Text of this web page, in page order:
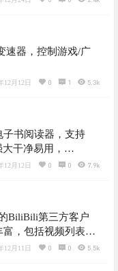
速器，控制游戏/广
12月12日 0 1 5.3k
子书阅读器，支持
干净易用，
12月12日 0 0 7.9k
BiliBili第三方客户
，包括视频列表、
用户互动、动态查
12月11日 0 0 5.5k